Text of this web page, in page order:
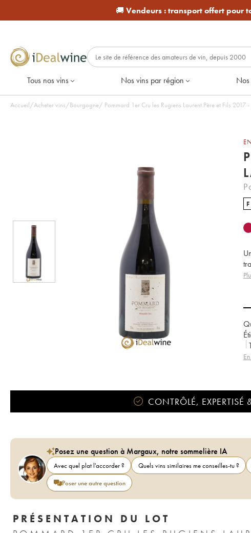
🚚 Vendeurs :transport offert pour
Tous nos vins Nos vins par région
Accueil/Acheter vins/Bourgogne/ Pommard 1er Cru
CONTRÔLÉ, EXPERTISÉ
Posez une question à Margaux, notre sommelière IA
Avec quel plat l'accorder ? Quels vins similaires me conseilles-tu ?
Poser une autre question
PRÉSENTATION DU LOT